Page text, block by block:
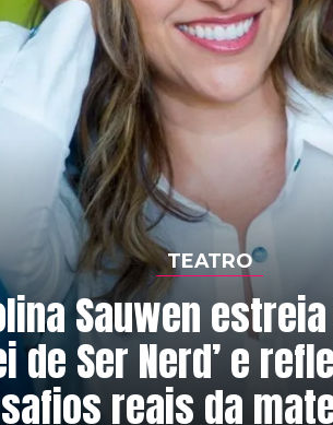
TEATRO
Sauwen
de Ser Nerd’ e
reais da